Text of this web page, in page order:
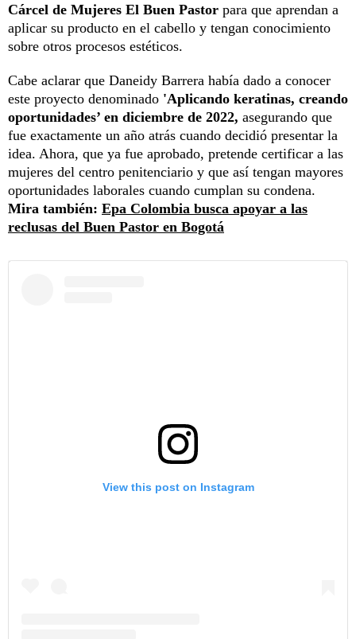
Cárcel de Mujeres El Buen Pastor para que aprendan a
aplicar su producto en el cabello y tengan conocimiento
sobre otros procesos estéticos.
Cabe aclarar que Daneidy Barrera había dado a conocer
este proyecto denominado 'Aplicando keratinas, creando
oportunidades’ en diciembre de 2022, asegurando que
fue exactamente un año atrás cuando decidió presentar la
idea. Ahora, que ya fue aprobado, pretende certificar a las
mujeres del centro penitenciario y que así tengan mayores
oportunidades laborales cuando cumplan su condena.
Mira también: Epa Colombia busca apoyar a las
reclusas del Buen Pastor en Bogotá
View this post on Instagram